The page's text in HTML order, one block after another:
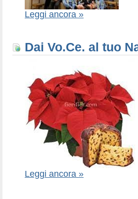
Leggi ancora »
Dai Vo.Ce. al tuo
Leggi ancora »